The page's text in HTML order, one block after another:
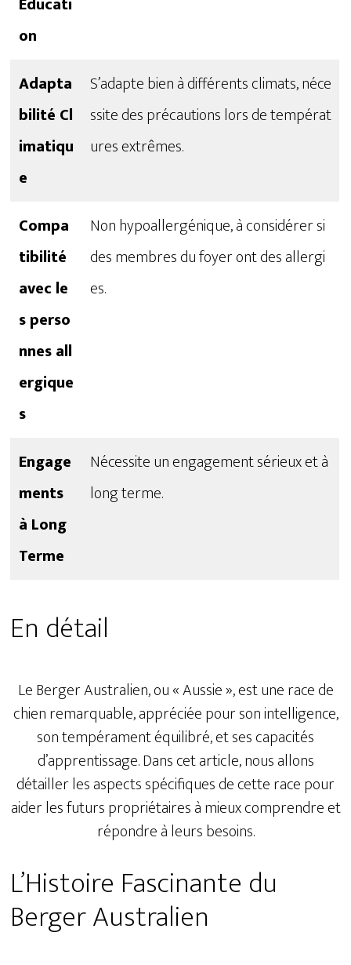
on
Adapta
bilité Cl
imatiqu
e
S’adapte bien à différents climats, néce
ssite des précautions lors de températ
ures extrêmes.
Compa
tibilité
avec le
s perso
nnes all
ergique
s
Non hypoallergénique, à considérer si
des membres du foyer ont des allergi
es.
Engage
ments
à Long
Terme
Nécessite un engagement sérieux et à
long terme.
En détail
Le Berger Australien, ou « Aussie », est une race de
chien remarquable, appréciée pour son intelligence,
son tempérament équilibré, et ses capacités
d’apprentissage. Dans cet article, nous allons
détailler les aspects spécifiques de cette race pour
aider les futurs propriétaires à mieux comprendre et
répondre à leurs besoins.
L’Histoire Fascinante du
Berger Australien